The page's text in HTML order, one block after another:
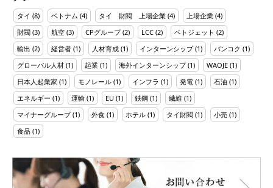
タイ (8) ベトナム (4) タイ 財閥 上場企業 (4) 上場企業 (4)
財閥 (3) 航空 (3) CPグループ(2) LCC (2) ベトジェット (2)
輸出 (2) 経営者 (1) 人材育成 (1) インターンシップ(1) バンコク (1)
グローバル人材 (1) 起業 (1) 海外インターンシップ(1) WAOJE (1)
日本人起業家 (1) モノレール (1) インフラ (1) 発電 (1) 石油 (1)
エネルギー (1) 運輸 (1) EU (1) 鉄鋼 (1) 繊維 (1)
マイナーグループ(1) 外食 (1) ホテル (1) タイ財閥 (1) 小売 (1)
食品 (1)